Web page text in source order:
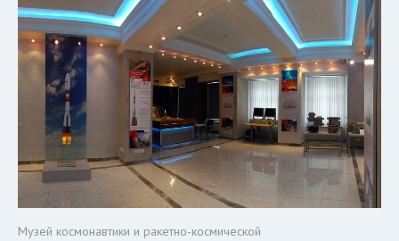
Музей космонавтики и ракетно-космической